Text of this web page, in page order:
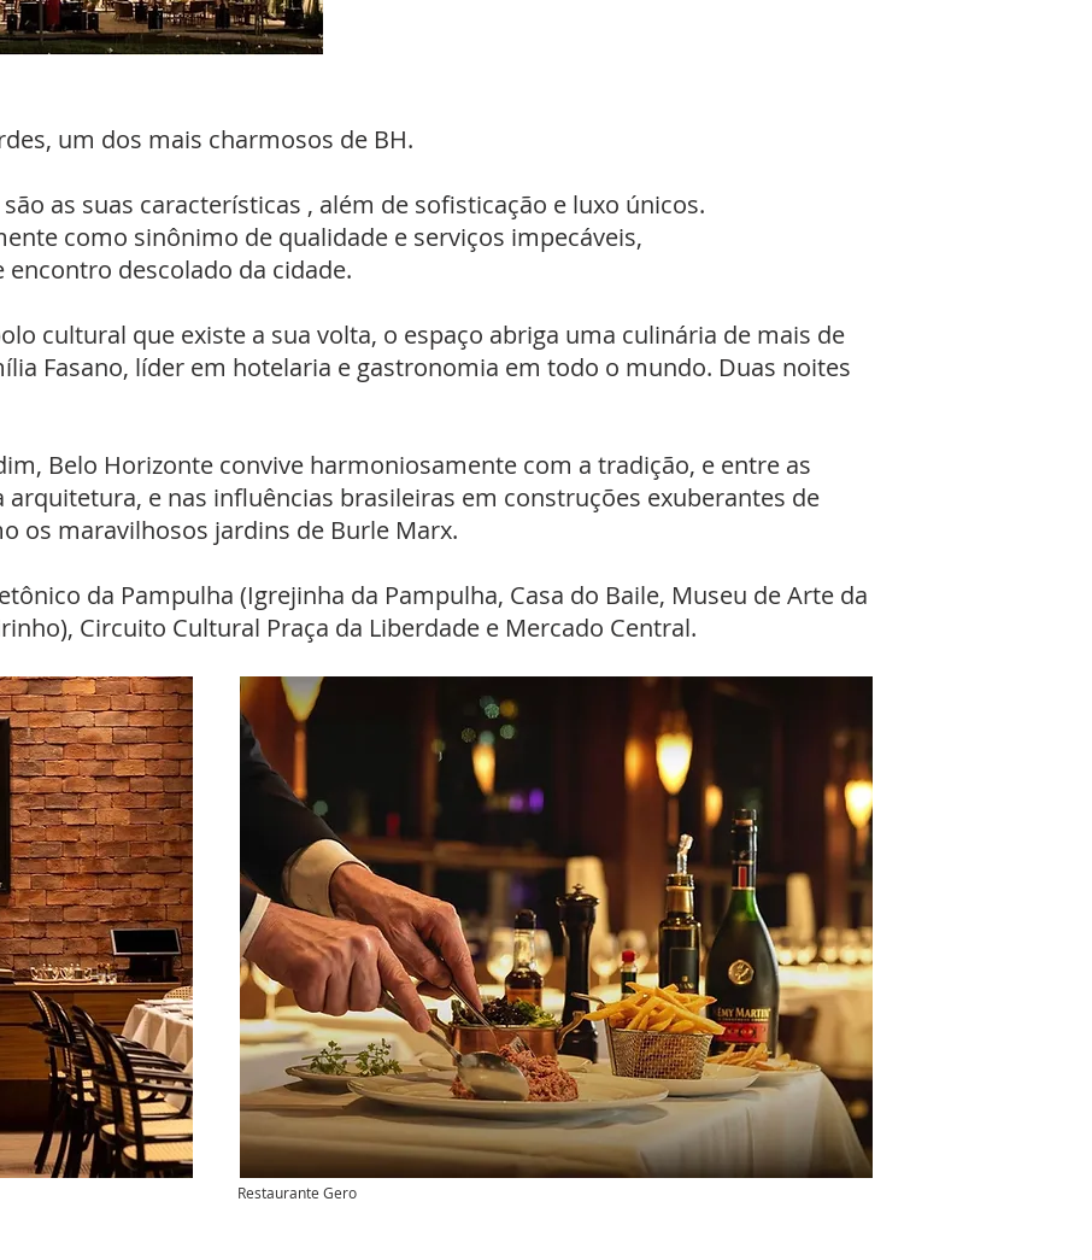
um dos mais charmosos de BH.
as suas características , além de sofisticação e luxo únicos.
como sinônimo de qualidade e serviços impecáveis,
descolado da cidade.
cultural que existe a sua volta, o espaço abriga uma culinária de mais de
Fasano, líder em hotelaria e gastronomia em todo o mundo. Duas noites
Belo Horizonte convive harmoniosamente com a tradição, e entre as
arquitetura, e nas influências brasileiras em construções exuberantes de
os maravilhosos jardins de Burle Marx.
da Pampulha (Igrejinha da Pampulha, Casa do Baile, Museu de Arte da
Circuito Cultural Praça da Liberdade e Mercado Central.
Restaurante Gero